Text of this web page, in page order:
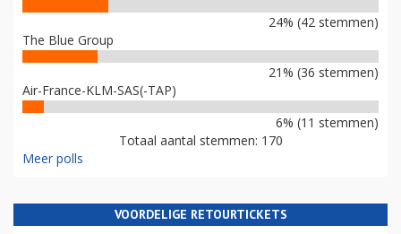
24% (42 stemmen)
The Blue Group
21% (36 stemmen)
Air-France-KLM-SAS(-TAP)
6% (11 stemmen)
Totaal aantal stemmen: 170
Meer polls
VOORDELIGE RETOURTICKETS